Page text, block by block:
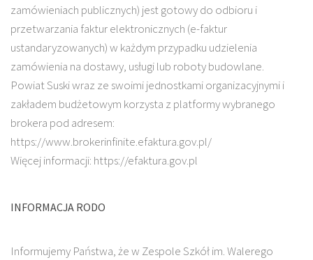
zamówieniach publicznych) jest gotowy do odbioru i
przetwarzania faktur elektronicznych (e-faktur
ustandaryzowanych) w każdym przypadku udzielenia
zamówienia na dostawy, usługi lub roboty budowlane.
Powiat Suski wraz ze swoimi jednostkami organizacyjnymi i
zakładem budżetowym korzysta z platformy wybranego
brokera pod adresem:
https://www.brokerinfinite.efaktura.gov.pl/
Więcej informacji: https://efaktura.gov.pl
INFORMACJA RODO
Informujemy Państwa, że w Zespole Szkół im. Walerego